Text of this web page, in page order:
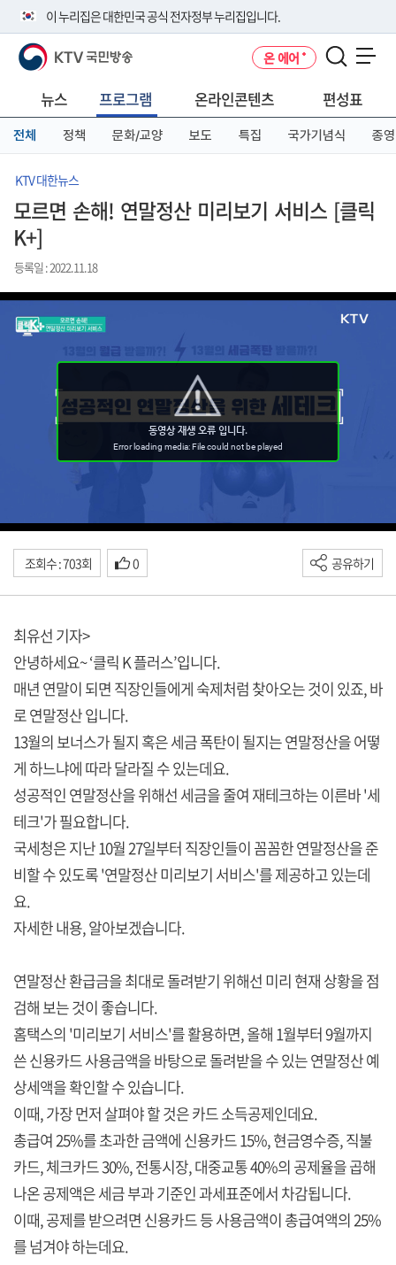
이 누리집은 대한민국 공식 전자정부 누리집입니다.
공식 누리집 주소 확인하기
니다.
이밖에 or.kr 또는 .kr등 다른 도메인 주소를 사용하고 있다면 아래 URL에
서 도메인 주소를 확인해 보세요
KTV 국민방송 온 에어
뉴스 프로그램 온라인콘텐츠 편성표
전체 정책 문화/교양 보도 특집 국가기념식 종영
KTV 대한뉴스
모르면 손해! 연말정산 미리보기 서비스 [클릭
K+]
등록일 : 2022.11.18
조회수 : 703회 0 공유하기
최유선 기자>
안녕하세요~ ‘클릭 K 플러스’입니다.
매년 연말이 되면 직장인들에게 숙제처럼 찾아오는 것이 있죠, 바
로 연말정산 입니다.
13월의 보너스가 될지 혹은 세금 폭탄이 될지는 연말정산을 어떻
게 하느냐에 따라 달라질 수 있는데요.
성공적인 연말정산을 위해선 세금을 줄여 재테크하는 이른바 '세
테크'가 필요합니다.
국세청은 지난 10월 27일부터 직장인들이 꼼꼼한 연말정산을 준
비할 수 있도록 '연말정산 미리보기 서비스'를 제공하고 있는데
요.
자세한 내용, 알아보겠습니다.
연말정산 환급금을 최대로 돌려받기 위해선 미리 현재 상황을 점
검해 보는 것이 좋습니다.
홈택스의 '미리보기 서비스'를 활용하면, 올해 1월부터 9월까지
쓴 신용카드 사용금액을 바탕으로 돌려받을 수 있는 연말정산 예
상세액을 확인할 수 있습니다.
이때, 가장 먼저 살펴야 할 것은 카드 소득공제인데요.
총급여 25%를 초과한 금액에 신용카드 15%, 현금영수증, 직불
카드, 체크카드 30%, 전통시장, 대중교통 40%의 공제율을 곱해
나온 공제액은 세금 부과 기준인 과세표준에서 차감됩니다.
이때, 공제를 받으려면 신용카드 등 사용금액이 총급여액의 25%
를 넘겨야 하는데요.